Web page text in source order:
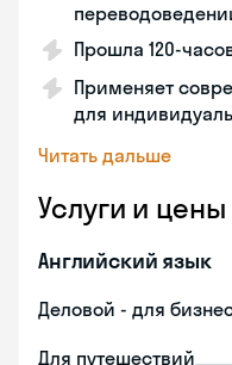
Прошла 120-
Применяет
для
Читать дальше
Услуги и цены
Английский язык
Деловой - для
Для путешествий